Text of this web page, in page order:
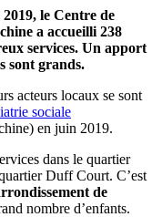
le Centre de
a accueilli 238
services. Un apport
sont grands.
acteurs locaux se sont
sociale
en juin 2019.
dans le quartier
Duff Court. C’est
de
nombre d’enfants.